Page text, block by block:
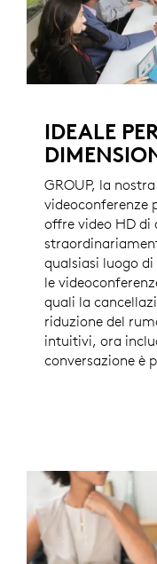
IDEALE
GROUP, la
videoconferenze
offre video HD
qualsiasi luogo
le
quali la
riduzione del
intuitivi, ora
conversazione è